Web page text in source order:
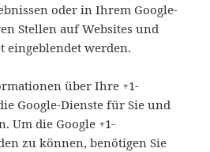
oder in Ihrem Google-
Stellen auf Websites und
eingeblendet werden.
über Ihre +1-
Google-Dienste für Sie und
Um die Google +1-
zu können, benötigen Sie